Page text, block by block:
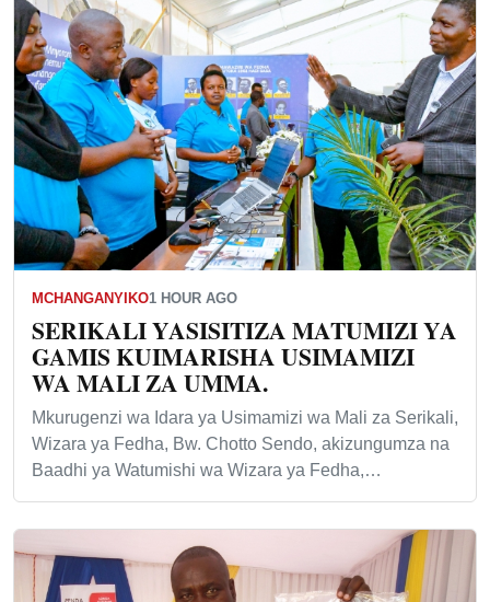
MCHANGANYIKO1 HOUR AGO
SERIKALI YASISITIZA MATUMIZI YA
GAMIS KUIMARISHA USIMAMIZI
WA MALI ZA UMMA.
Mkurugenzi wa Idara ya Usimamizi wa Mali za Serikali,
Wizara ya Fedha, Bw. Chotto Sendo, akizungumza na
Baadhi ya Watumishi wa Wizara ya Fedha,…